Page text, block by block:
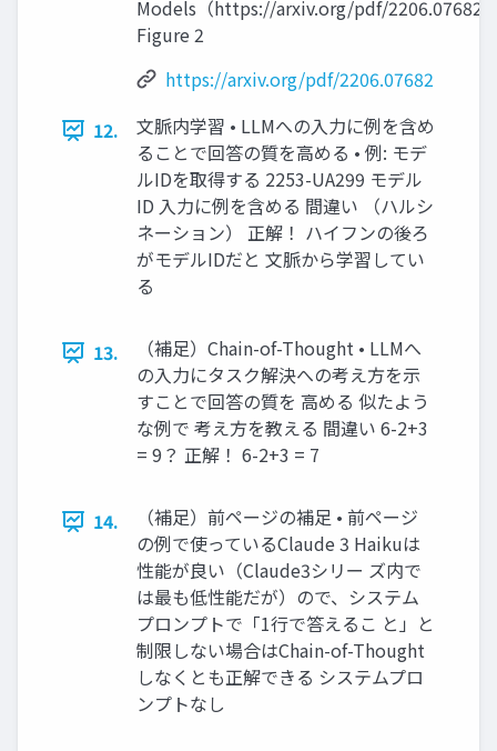
Models（https://arxiv.org/pdf/2206.07682
Figure 2
https://arxiv.org/pdf/2206.07682
12.
文脈内学習 • LLMへの入力に例を含め
ることで回答の質を高める • 例: モデ
ルIDを取得する 2253-UA299 モデル
ID 入力に例を含める 間違い （ハルシ
ネーション） 正解！ ハイフンの後ろ
がモデルIDだと 文脈から学習してい
る
13.
（補足）Chain-of-Thought • LLMへ
の入力にタスク解決への考え方を示
すことで回答の質を 高める 似たよう
な例で 考え方を教える 間違い 6-2+3
= 9？ 正解！ 6-2+3 = 7
14.
（補足）前ページの補足 • 前ページ
の例で使っているClaude 3 Haikuは
性能が良い（Claude3シリー ズ内で
は最も低性能だが）ので、システム
プロンプトで「1行で答えるこ と」と
制限しない場合はChain-of-Thought
しなくとも正解できる システムプロ
ンプトなし